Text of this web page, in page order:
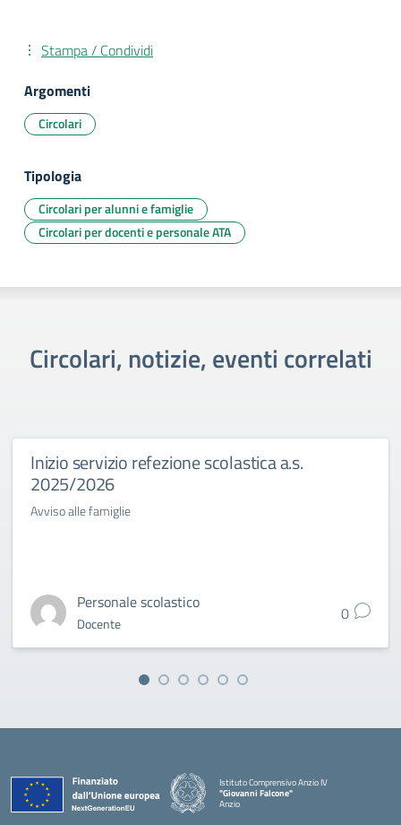
Stampa / Condividi
Argomenti
Circolari
Tipologia
Circolari per alunni e famiglie
Circolari per docenti e personale ATA
Circolari, notizie, eventi correlati
Inizio servizio refezione scolastica a.s.
2025/2026
Avviso alle famiglie
Personale scolastico
Docente 0
Istituto Comprensivo Anzio IV
"Giovanni Falcone"
Anzio